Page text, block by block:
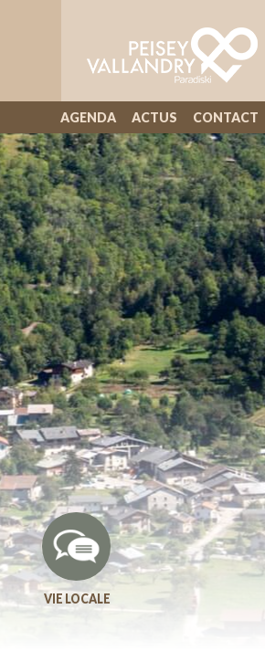
AGENDA ACTUS CONTACT
ILLIWAP
VIE LOCALE